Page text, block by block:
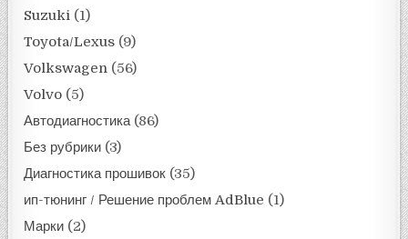
Suzuki (1)
Toyota/Lexus (9)
Volkswagen (56)
Volvo (5)
Автодиагностика(86)
Без рубрики (3)
Диагностика прошивок (35)
ип-тюнинг / Решение проблем AdBlue (1)
Марки (2)